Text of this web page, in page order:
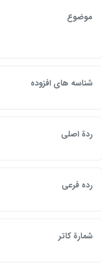
موضوع
شناسه هاي افزوده
ردة اصلي
رده فرعي
شمارة كاتر